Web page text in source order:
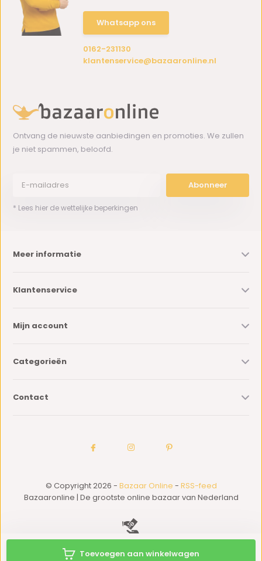
Toevoegen aan winkelwagen
Whatsapp ons
0162-231130
klantenservice@bazaaronline.nl
Ontvang de nieuwste aanbiedingen en promoties. We zullen
je niet spammen, beloofd.
Abonneer
* Lees hier de wettelijke beperkingen
Meer informatie
Klantenservice
Mijn account
Categorieën
Contact
© Copyright 2026 - Bazaar Online - RSS-feed
Bazaaronline | De grootste online bazaar van Nederland